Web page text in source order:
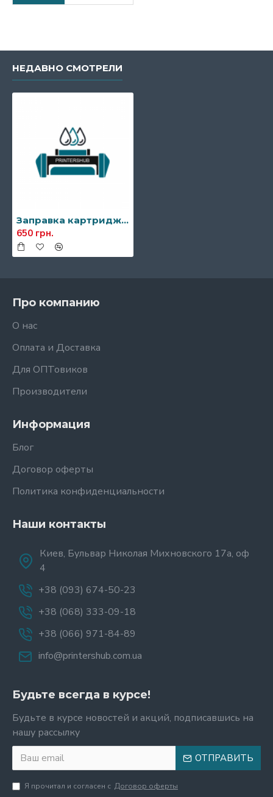
НЕДАВНО СМОТРЕЛИ
Заправка картриджа Canon 054/054H
650 грн.
Про компанию
О нас
Оплата и Доставка
Для ОПТовиков
Производители
Информация
Блог
Договор оферты
Политика конфиденциальности
Наши контакты
Киев, Бульвар Николая Михновского 17а, оф
4
+38 (093) 674-50-23
+38 (068) 333-09-18
+38 (066) 971-84-89
info@printershub.com.ua
Будьте всегда в курсе!
Будьте в курсе новостей и акций, подписавшись на
нашу рассылку
ОТПРАВИТЬ
Я прочитал и согласен с Договор оферты